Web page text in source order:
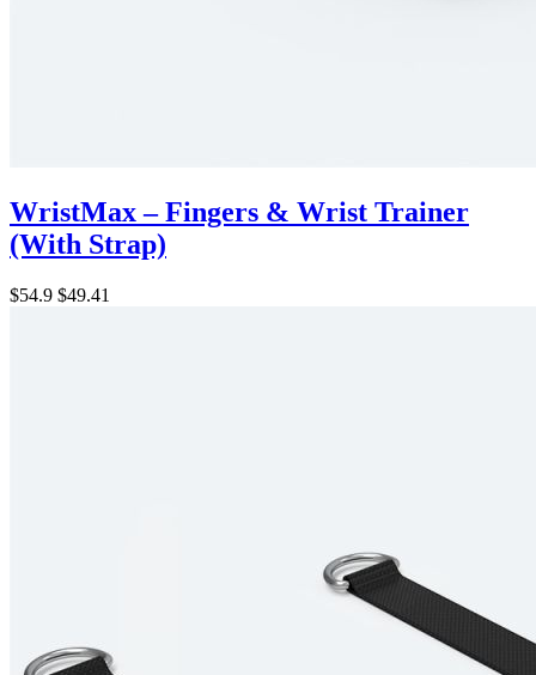
WristMax – Fingers & Wrist Trainer
(With Strap)
$54.9 $49.41